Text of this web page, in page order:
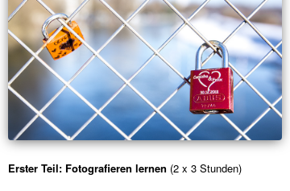
Erster Teil: Fotografieren lernen (2 x 3 Stunden)